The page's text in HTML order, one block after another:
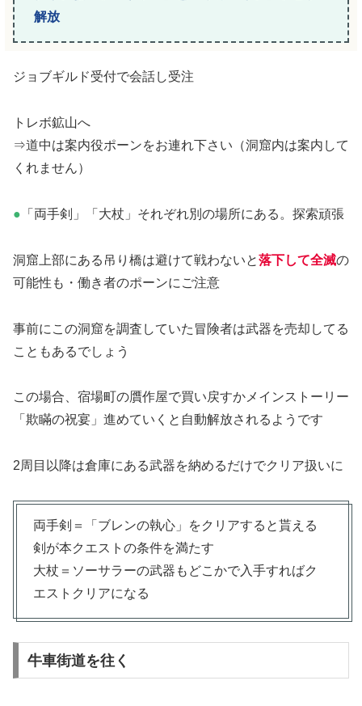
解放
ジョブギルド受付で会話し受注
トレボ鉱山へ
⇒道中は案内役ポーンをお連れ下さい（洞窟内は案内して
くれません）
● 「両手剣」「大杖」それぞれ別の場所にある。探索頑張
洞窟上部にある吊り橋は避けて戦わないと落下して全滅の
可能性も・働き者のポーンにご注意
事前にこの洞窟を調査していた冒険者は武器を売却してる
こともあるでしょう
この場合、宿場町の贋作屋で買い戻すかメインストーリー
「欺瞞の祝宴」進めていくと自動解放されるようです
2周目以降は倉庫にある武器を納めるだけでクリア扱いに
両手剣＝「ブレンの執心」をクリアすると貰える
剣が本クエストの条件を満たす
大杖＝ソーサラーの武器もどこかで入手すればク
エストクリアになる
牛車街道を往く